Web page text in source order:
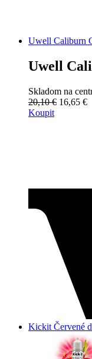
Uwell Caliburn
Uwell
Skladom na
20,10 € 16,65 €
Koupit
Kickit Červené